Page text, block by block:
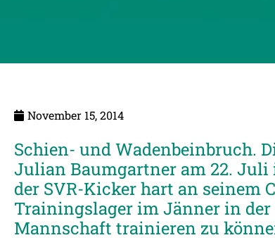
November 15, 2014
Schien- und Wadenbeinbruch.
Julian Baumgartner am 22.
der SVR-Kicker hart an seinem
Trainingslager im Jänner in
Mannschaft trainieren zu